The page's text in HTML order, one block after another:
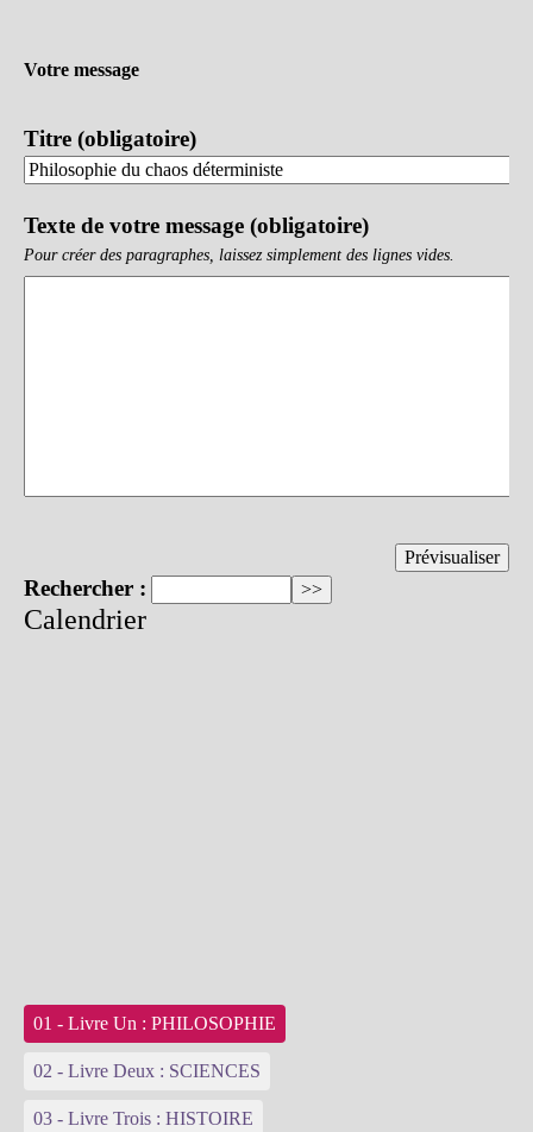
Votre message
Titre (obligatoire)
Texte de votre message (obligatoire)
Pour créer des paragraphes, laissez simplement des lignes vides.
Rechercher :
Calendrier
01 - Livre Un : PHILOSOPHIE
02 - Livre Deux : SCIENCES
03 - Livre Trois : HISTOIRE